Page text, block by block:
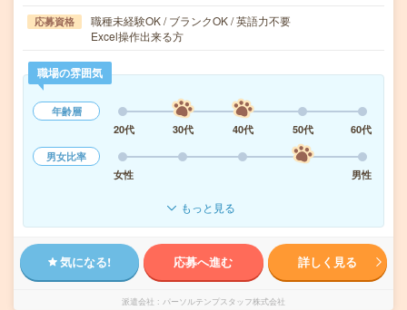
応募資格
職種未経験OK / ブランクOK / 英語力不要
Excel操作出来る方
職場の雰囲気
年齢層
20代
30代 40代 50代
60代
男女比率
女性
男性
もっと見る
気になる! 応募へ進む 詳しく見る
派遣会社 パーソルテンプスタッフ株式会社